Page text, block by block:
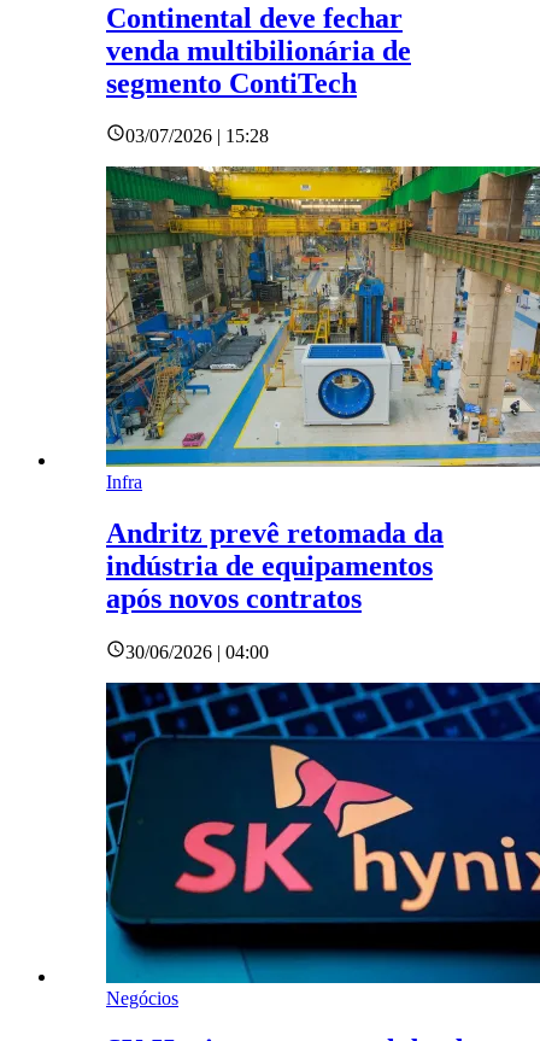
Continental deve fechar
venda multibilionária de
segmento ContiTech
03/07/2026 | 15:28
Infra
Andritz prevê retomada da
indústria de equipamentos
após novos contratos
30/06/2026 | 04:00
Negócios